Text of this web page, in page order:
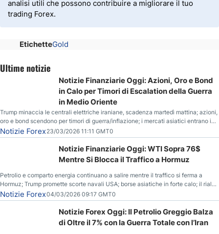
analisi utili che possono contribuire a migliorare il tuo
trading Forex.
EtichetteGold
Ultime notizie
Notizie Finanziarie Oggi: Azioni, Oro e Bond
in Calo per Timori di Escalation della Guerra
in Medio Oriente
Trump minaccia le centrali elettriche iraniane, scadenza martedì mattina; azioni,
oro e bond scendono per timori di guerra/inflazione; i mercati asiatici entrano in
correzione; il petrolio greggio resta stabile.
Notizie Forex23/03/2026 11:11 GMT0
Notizie Finanziarie Oggi: WTI Sopra 76$
Mentre Si Blocca il Traffico a Hormuz
Petrolio e comparto energia continuano a salire mentre il traffico si ferma a
Hormuz; Trump promette scorte navali USA; borse asiatiche in forte calo; il rialzo
del gas naturale mette pressione all’euro.
Notizie Forex04/03/2026 09:17 GMT0
Notizie Forex Oggi: Il Petrolio Greggio Balza
di Oltre il 7% con la Guerra Totale con l’Iran